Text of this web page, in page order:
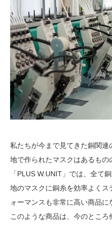
私たちが今まで見てきた銅関
地で作られたマスクはあるもの
「PLUS W.UNIT」では、全て
地のマスクに銅糸を効率よく
ォーマンスも非常に高い商品に
このような商品は、今のところ